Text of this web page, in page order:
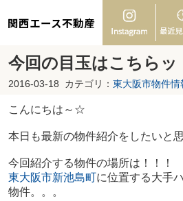
関西エース不動産
今回の目玉はこちらッ
2016-03-18 カテゴリ： 東大阪市物件情
こんにちは～☆
本日も最新の物件紹介をしたいと
今回紹介する物件の場所は！！！
東大阪市新池島町に位置する大手
物件。。。